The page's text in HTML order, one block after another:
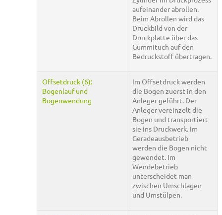
aufeinander abrollen.
Beim Abrollen wird das
Druckbild von der
Druckplatte über das
Gummituch auf den
Bedruckstoff übertragen.
Offsetdruck (6):
Bogenlauf und
Bogenwendung
Im Offsetdruck werden
die Bogen zuerst in den
Anleger geführt. Der
Anleger vereinzelt die
Bogen und transportiert
sie ins Druckwerk. Im
Geradeausbetrieb
werden die Bogen nicht
gewendet. Im
Wendebetrieb
unterscheidet man
zwischen Umschlagen
und Umstülpen.